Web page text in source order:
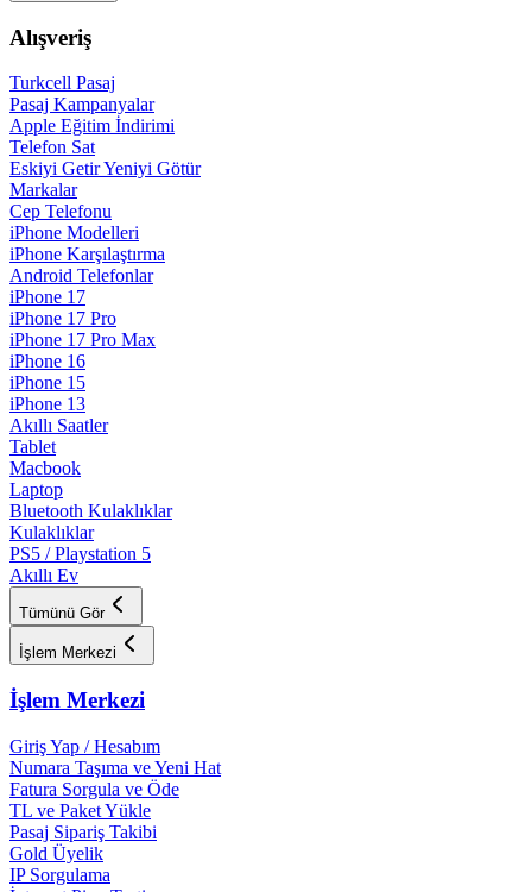
Alışveriş
Turkcell Pasaj
Pasaj Kampanyalar
Apple Eğitim İndirimi
Telefon Sat
Eskiyi Getir Yeniyi Götür
Markalar
Cep Telefonu
iPhone Modelleri
iPhone Karşılaştırma
Android Telefonlar
iPhone 17
iPhone 17 Pro
iPhone 17 Pro Max
iPhone 16
iPhone 15
iPhone 13
Akıllı Saatler
Tablet
Macbook
Laptop
Bluetooth Kulaklıklar
Kulaklıklar
PS5 / Playstation 5
Akıllı Ev
Tümünü Gör
İşlem Merkezi
İşlem Merkezi
Giriş Yap / Hesabım
Numara Taşıma ve Yeni Hat
Fatura Sorgula ve Öde
TL ve Paket Yükle
Pasaj Sipariş Takibi
Gold Üyelik
IP Sorgulama